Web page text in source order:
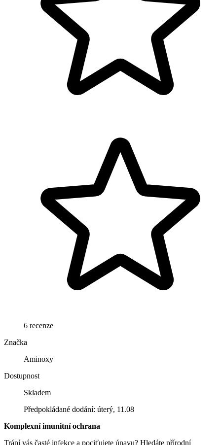
6 recenze
Značka
Aminoxy
Dostupnost
Skladem
Předpokládané dodání: úterý, 11.08
Komplexní imunitní ochrana
Trápí vás časté infekce a pociťujete únavu? Hledáte přírodní